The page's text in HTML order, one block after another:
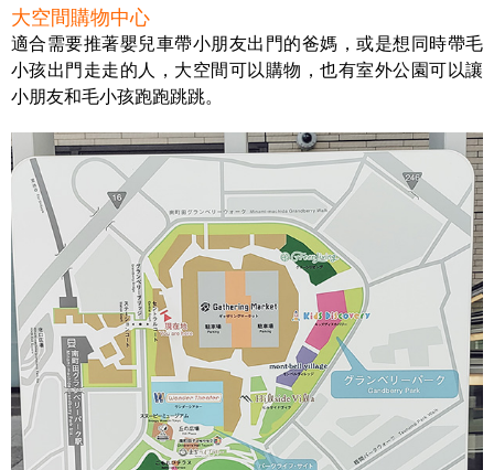
大空間購物中心
適合需要推著嬰兒車帶小朋友出門的爸媽，或是想同時帶毛
小孩出門走走的人，大空間可以購物，也有室外公園可以讓
小朋友和毛小孩跑跑跳跳。